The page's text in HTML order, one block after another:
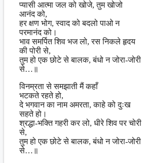
प्यासी आत्मा जल को खोजे, तुम खोजो
आनंद को,
हर क्षण भोग, स्वाद को बदलो पाओ न
परमानंद को।
भाव समर्पित शिव भज लो, रस निकले हृदय
की पोरी से,
तुम हो एक छोटे से बालक, बंधो न जोरा-जोरी
से…॥
विनम्रता से समझाती मैं कहाँ
भटकते रहते हो,
दे भगवान का नाम अमरता, काहे को दुःख
सहते हो।
श्रद्धा-भक्ति गहरी कर लो, धीरे शिव पर चोरी
से,
तुम हो एक छोटे से बालक, बंधो न जोरा-जोरी
से…॥